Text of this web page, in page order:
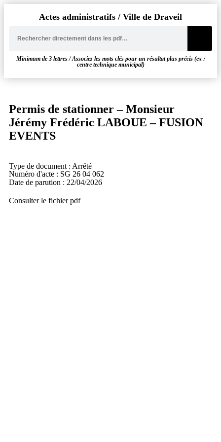
Actes administratifs / Ville de Draveil
Minimum de 3 lettres / Associez les mots clés pour un résultat plus précis (ex :
centre technique municipal)
Permis de stationner – Monsieur
Jérémy Frédéric LABOUE – FUSION
EVENTS
Type de document : Arrêté
Numéro d'acte : SG 26 04 062
Date de parution : 22/04/2026
Consulter le fichier pdf